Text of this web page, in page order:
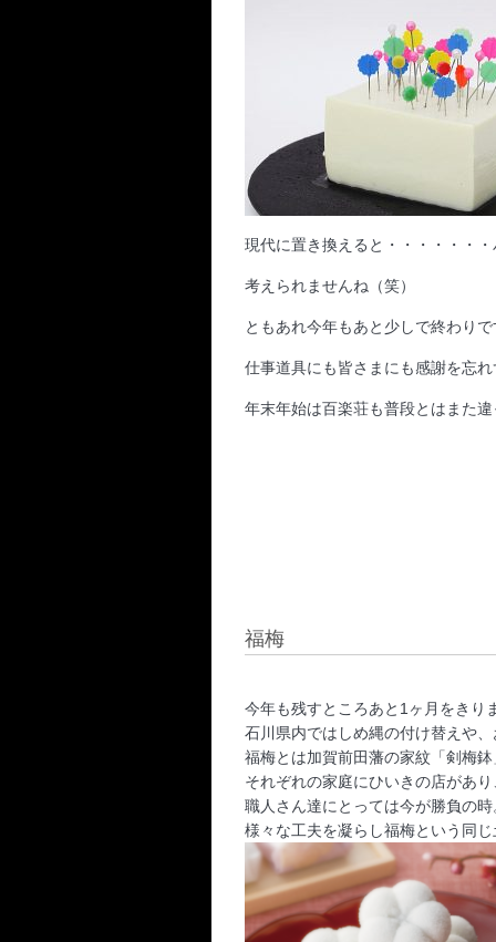
現代に置き換えると・・・・・・
考えられませんね（笑）
ともあれ今年もあと少しで終わり
仕事道具にも皆さまにも感謝を忘
年末年始は百楽荘も普段とはまた
福梅
今年も残すところあと1ヶ月をきり
石川県内ではしめ縄の付け替えや
福梅とは加賀前田藩の家紋「剣梅
それぞれの家庭にひいきの店があ
職人さん達に とっては今が勝負の時
様々な工夫を凝らし福梅という同